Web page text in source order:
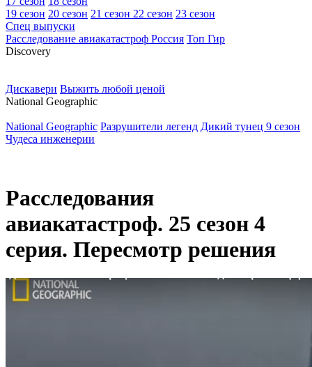
19 сезон 20 сезон 21 сезон 22 сезон 23 сезон
Спец выпуски
Расследование авиакатастроф Россия Топ Гир
Discovery
Дискавери Выжить любой ценой
National Geographic
National Geographic Разрушители легенд Дикий тунец 9 сезон
Чудеса инженерии
Расследования
авиакатастроф. 25 сезон 4
серия. Пересмотр решения